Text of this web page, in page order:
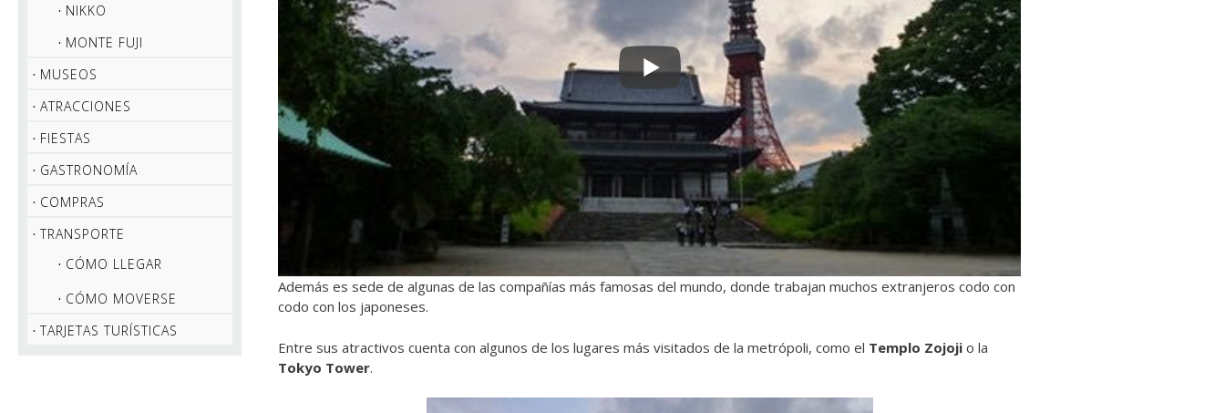
NIKKO
MONTE FUJI
MUSEOS
ATRACCIONES
FIESTAS
GASTRONOMÍA
COMPRAS
TRANSPORTE
CÓMO LLEGAR
CÓMO MOVERSE
TARJETAS TURÍSTICAS
Además es sede de algunas de las compañías más famosas del mundo, donde trabajan muchos extranjeros codo con
codo con los japoneses.
Entre sus atractivos cuenta con algunos de los lugares más visitados de la metrópoli, como el Templo Zojoji o la
Tokyo Tower.